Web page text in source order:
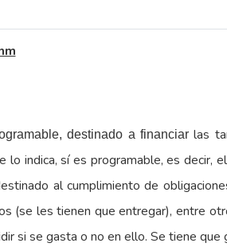
destinado a financiar las
indica, sí es programable, es decir,
al cumplimiento de
(se les tienen que entregar), entre
si se gasta o no en ello. Se tiene que